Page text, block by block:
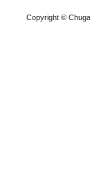
Copyright ©